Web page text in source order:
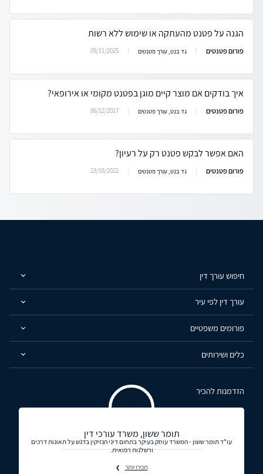
הגנה על פטנט מהעתקה או שימוש ללא רשות
פורום פטנטים גד בנט, עורך פטנטים 09/11/2025
איך בודקים אם מוצר קיים מוגן בפטנט מקומי או אירופאי?
פורום פטנטים גד בנט, עורך פטנטים 06/12/2017
האם אפשר לבקש פטנט רק על רעיון?
פורום פטנטים גד בנט, עורך פטנטים 23/03/2022
חיפוש עורך דין
עורך דין לפי עיר
פורומים משפטיים
כלים ושירותים
הזדמנות להכיר
תומר ששון, משרד עורכי דין
עו"ד תומר ששון​ - המשרד עוסק בעיקר בתחום דיני הנזיקין בדגש על תאונות דרכים
ורשלנות רפואית.
תכירו יותר